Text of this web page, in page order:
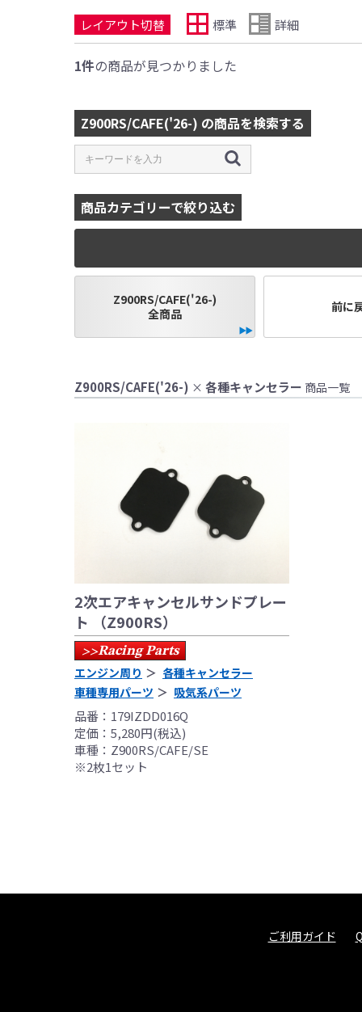
レイアウト切替 標準 詳細
1件の商品が見つかりました
Z900RS/CAFE('26-) の商品を検索する
商品カテゴリーで絞り込む
Z900RS/CAFE('26-)
全商品
前に
Z900RS/CAFE('26-) × 各種キャンセラー 商品一覧
2次エアキャンセルサンドプレー
ト （Z900RS）
>>Racing Parts
エンジン周り
各種キャンセラー
車種専用パーツ
吸気系パーツ
品番：179IZDD016Q
定価：5,280円(税込)
車種：Z900RS/CAFE/SE
※2枚1セット
●当HP内では、マ
（※）での使用
●取り付けについて
基準に基づいた取
なお、取付時、
ご利用ガイド